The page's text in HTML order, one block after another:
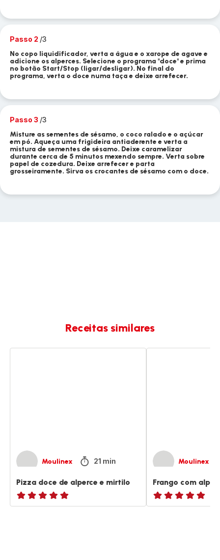
Passo 2 /3
No copo liquidificador, verta a água e o xarope de agave e
adicione os alperces. Selecione o programa "doce" e prima
no botão Start/Stop (ligar/desligar). No final do
programa, verta o doce numa taça e deixe arrefecer.
Passo 3 /3
Misture as sementes de sésamo, o coco ralado e o açúcar
em pó. Aqueça uma frigideira antiaderente e verta a
mistura de sementes de sésamo. Deixe caramelizar
durante cerca de 5 minutos mexendo sempre. Verta sobre
papel de cozedura. Deixe arrefecer e parta
grosseiramente. Sirva os crocantes de sésamo com o doce.
Receitas similares
Moulinex 21 min
Pizza doce de alperce e mirtilo
ratings.NaN
Moulinex
Frango com
ratings.NaN